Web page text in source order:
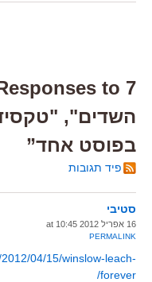
השדים",
בפוסט אחד”
פיד תגובות
סטיבי
16 אפריל 2012 at 10:45
PERMALINK
04/15/winslow-leach-
forever/